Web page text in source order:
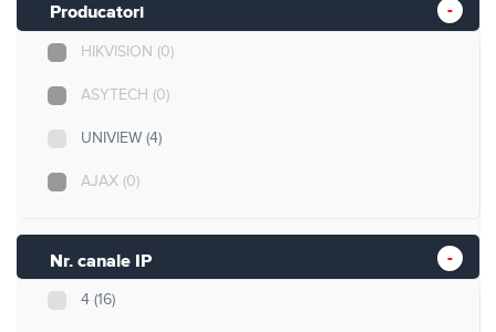
Producatori
HIKVISION (0)
ASYTECH (0)
UNIVIEW (4)
AJAX (0)
Nr. canale IP
4 (16)